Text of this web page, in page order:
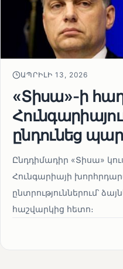
ԱՊՐԻԼԻ 13, 2026
«Տիսա»-ի
ընդունեց
Ընդդիմադիր «Տիսա»
Հունգարիայի
ընտրություններում՝
հաշվարկից հետո։